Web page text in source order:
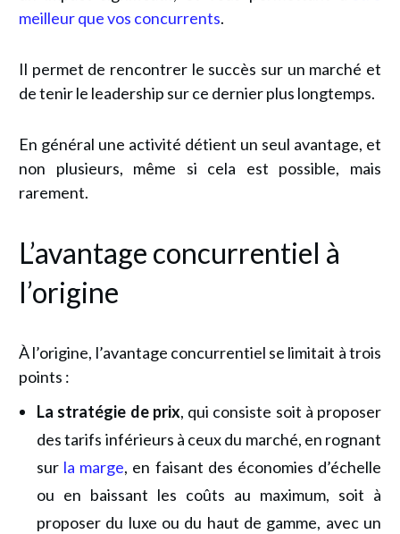
meilleur que vos concurrents.
Il permet de rencontrer le succès sur un marché et
de tenir le leadership sur ce dernier plus longtemps.
En général une activité détient un seul avantage, et
non plusieurs, même si cela est possible, mais
rarement.
L’avantage concurrentiel à
l’origine
À l’origine, l’avantage concurrentiel se limitait à trois
points :
La stratégie de prix, qui consiste soit à proposer
des tarifs inférieurs à ceux du marché, en rognant
sur la marge, en faisant des économies d’échelle
ou en baissant les coûts au maximum, soit à
proposer du luxe ou du haut de gamme, avec un